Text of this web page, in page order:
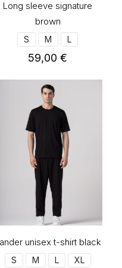
Long sleeve signature
brown
S M L
59,00€
το
προϊόν
έχει
πολλαπλές
παραλλαγές.
επιλογές
μπορούν
επιλεγούν
στη
σελίδα
του
unisex t-shirt black
S M L XL